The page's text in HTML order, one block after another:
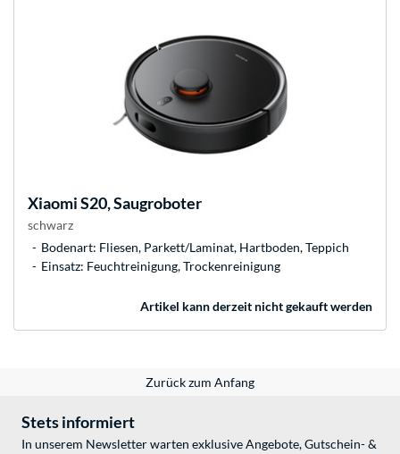
XiaomiS20, Saugroboter
schwarz
Bodenart: Fliesen, Parkett/Laminat, Hartboden, Teppich
Einsatz: Feuchtreinigung, Trockenreinigung
Artikel kann derzeit nicht gekauft werden
Zurück zum Anfang
Stets informiert
In unserem Newsletter warten exklusive Angebote, Gutschein- &